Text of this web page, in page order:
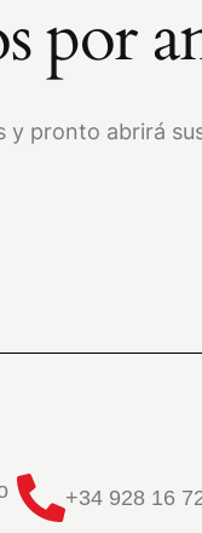
por
y pronto abrirá
+34 928 16